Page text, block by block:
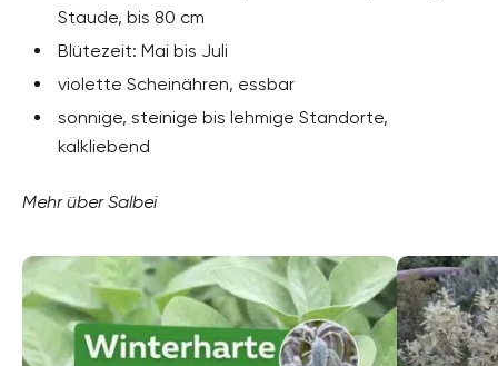
Staude, bis 80 cm
Blütezeit: Mai bis Juli
violette Scheinähren, essbar
sonnige, steinige bis lehmige Standorte,
kalkliebend
Mehr über Salbei